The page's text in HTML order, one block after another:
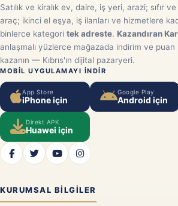
Satılık ve kiralık ev, daire, iş yeri, arazi; sıfır
araç; ikinci el eşya, iş ilanları ve hizmetlere
binlerce kategori tek adreste. Kazandıran
anlaşmalı yüzlerce mağazada indirim ve puan
kazanın — Kıbrıs'ın dijital pazaryeri.
MOBIL UYGULAMAYI INDIR
App Store
iPhone için
Google Play
Android için
Direkt APK
Huawei için
KURUMSAL BILGILER